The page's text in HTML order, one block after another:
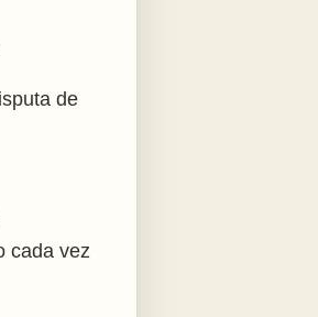
de
cada vez